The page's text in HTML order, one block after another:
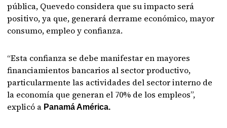
pública, Quevedo considera que su impacto será
positivo, ya que, generará derrame económico, mayor
consumo, empleo y confianza.
“Esta confianza se debe manifestar en mayores
financiamientos bancarios al sector productivo,
particularmente las actividades del sector interno de
la economía que generan el 70% de los empleos”,
explicó a Panamá América.